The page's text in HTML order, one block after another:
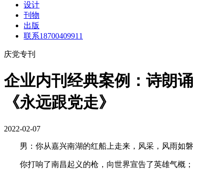
设计
刊物
出版
联系18700409911
庆党专刊
企业内刊经典案例：诗朗诵
《永远跟党走》
2022-02-07
男：你从嘉兴南湖的红船上走来，风采，风雨如磐
你打响了南昌起义的枪，向世界宣告了英雄气概；